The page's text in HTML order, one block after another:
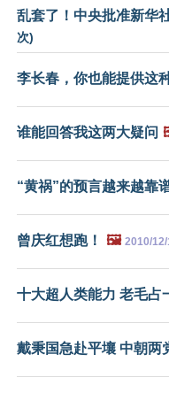
乱套了！中央批准新华
次)
李长春，你也能提供这
谁能回答我这两大疑问
“黄祸”的预言越来越靠
曾庆红想跑！ 🖼️ 2010/12/
十大超人类能力 老毛占
戴秉国急赴平壤 中朝两